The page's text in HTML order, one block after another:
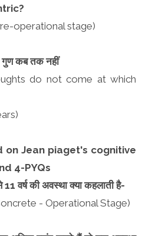
operational stage)
गुण कब तक नहीं
do not come at which
on Jean piaget's cognitive
4-PYQs
वर्ष की अवस्था क्या कहलाती है-
- Operational Stage)